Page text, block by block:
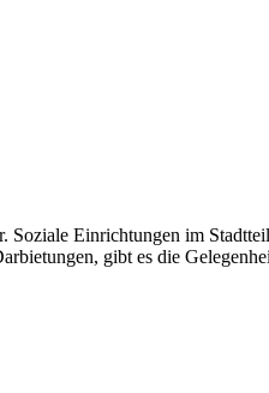
Einrichtungen im
gibt es die